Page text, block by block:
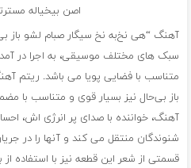
اصن بیخیاله
آهنگ “هی نخ‌به نخ سیگار صبام لشو باز
سبک های مختلف موسیقی، به اجرا در
متناسب با فضایی پویا می باشد. ریتم
باز بی‌حال نیز بسیار قوی و متناسب با
آهنگ، خواننده با صدای پر انرژی اش،
شنوندگان منتقل می کند و آنها را در
قسمتی از شعر این قطعه نیز با استفاده